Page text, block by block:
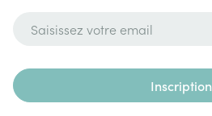
Inscription